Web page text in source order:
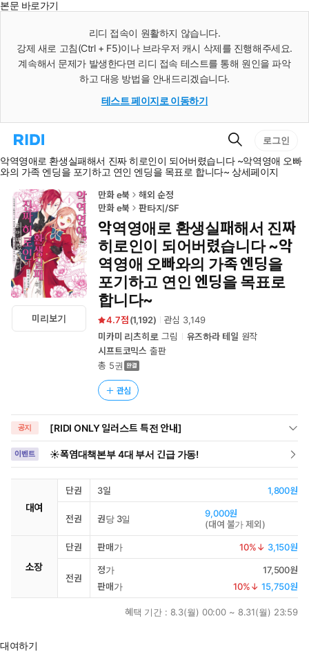
본문 바로가기
리디 접속이 원활하지 않습니다.
강제 새로 고침(Ctrl + F5)이나 브라우저 캐시 삭제를 진행해주세요.
계속해서 문제가 발생한다면 리디 접속 테스트를 통해 원인을 파악
하고 대응 방법을 안내드리겠습니다.
테스트 페이지로 이동하기
리
홈
으
이
동
검
색
로그인
악역영애로 환생실패해서 진짜 히로인이 되어버렸습니다 ~악역영애 오빠
와의 가족 엔딩을 포기하고 연인 엔딩을 목표로 합니다~ 상세페이지
미리보기
만화 e북
해외 순정
만화 e북
판타지/SF
악역영애로 환생실패해서 진짜
히로인이 되어버렸습니다 ~악
역영애 오빠와의 가족 엔딩을
포기하고 연인 엔딩을 목표로
합니다~
4.7 (1,192) 관심 3,149
미카미 리츠히로 그림 유즈하라 테일 원작
시프트코믹스 출판
총 5권
관심
공지 [RIDI ONLY 일러스트 특전 안내]
이벤트 ☀️폭염대책본부 4대 부서 긴급 가동!
대여
단권 3일 1,800원
전권 권당 3일
9,000원
(대여 불가 제외 )
소장
단권 판매가 10%↓ 3,150원
전권
정가
17,500원
판매가
10%↓ 15,750원
혜택 기간 : 8.3(월) 00:00 ~ 8.31(월) 23:59
대여하기